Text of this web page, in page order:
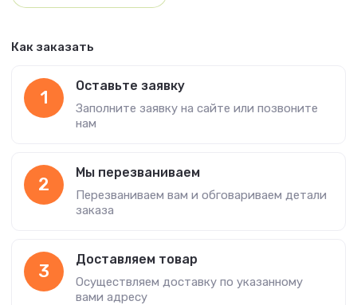
Как заказать
1
Оставьте заявку
Заполните заявку на сайте или позвоните
нам
2
Мы перезваниваем
Перезваниваем вам и обговариваем детали
заказа
3
Доставляем товар
Осуществляем доставку по указанному
вами адресу